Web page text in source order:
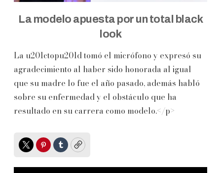
La modelo apuesta por un total black
look
La u201ctopu201d tomó el micrófono y expresó su
agradecimiento al haber sido honorada al igual
que su madre lo fue el año pasado, además habló
sobre su enfermedad y el obstáculo que ha
resultado en su carrera como modelo.</p>
TwitterPinterest
TumblrCopy